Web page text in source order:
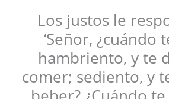
Los justos le
‘Señor, ¿cuándo
hambriento, y te
comer; sediento, y